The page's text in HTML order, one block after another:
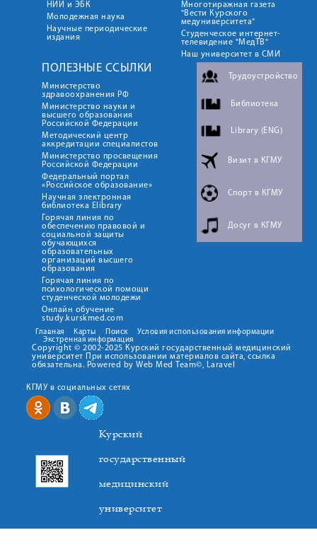
НИИ и ЭБК
Молодежная наука
Научные периодические
издания
Многотиражная газета
"Вести Курского
медуниверситета"
Студенческое интернет-
телевидение "МедТВ"
Наш университет в СМИ
ПОЛЕЗНЫЕ ССЫЛКИ
Министерство
здравоохранения РФ
Министерство науки и
высшего образования
Российской Федерации
Методический центр
аккредитации специалистов
Министерство просвещения
Российской Федерации
Федеральный портал
«Российское образование»
Научная электронная
библиотека Elibrary
Горячая линия по
обеспечению правовой и
социальной защиты
обучающихся
образовательных
организаций высшего
образования
Горячая линия по
психологической помощи
студенческой молодежи
Онлайн обучение
study.kurskmed.com
Трудоустройство
Библиотека
Library (ENG)
Визит в КГМУ
Спорт в КГМУ
Досуг в КГМУ
Главная Карты Поиск
Условия использования информации
Экстренная информация
Copyright © 2002-2025 Курский государственный медицинский
университет При использовании материалов сайта, ссылка
обязательна. Powered by Web Med Team©, Laravel
КГМУ в социальных сетях
Курский
государственный
медицинский
университет